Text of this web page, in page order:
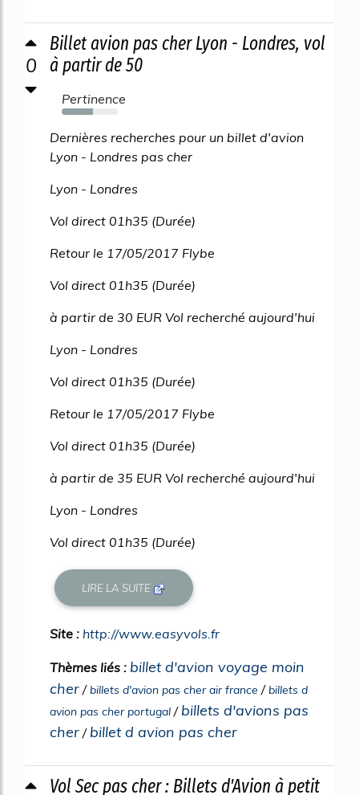
0
Billet avion pas cher Lyon - Londres, vol
à partir de 50
Pertinence
55%
Dernières recherches pour un billet d'avion
Lyon - Londres pas cher
Lyon - Londres
Vol direct 01h35 (Durée)
Retour le 17/05/2017 Flybe
Vol direct 01h35 (Durée)
à partir de 30 EUR Vol recherché aujourd'hui
Lyon - Londres
Vol direct 01h35 (Durée)
Retour le 17/05/2017 Flybe
Vol direct 01h35 (Durée)
à partir de 35 EUR Vol recherché aujourd'hui
Lyon - Londres
Vol direct 01h35 (Durée)
LIRE LA SUITE
Site : http://www.easyvols.fr
Thèmes liés : billet d'avion voyage moin
cher /billets d'avion pas cher air france /billets d
avion pas cher portugal / billets d'avions pas
cher / billet d avion pas cher
Vol Sec pas cher : Billets d'Avion à petit